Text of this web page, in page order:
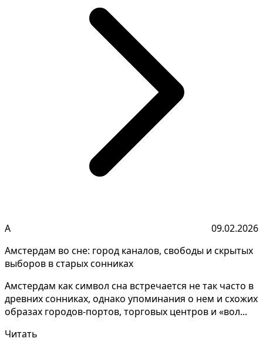
А
09.02.2026
Амстердам во сне: город каналов, свободы и скрытых
выборов в старых сонниках
Амстердам как символ сна встречается не так часто в
древних сонниках, однако упоминания о нем и схожих
образах городов-портов, торговых центров и «вол...
Читать